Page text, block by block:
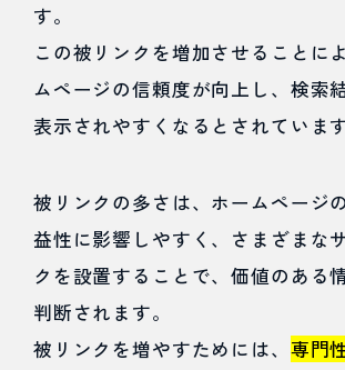
す。
この被リンクを増加させることに
ムページの信頼度が向上し、検索
表示されやすくなるとされています
被リンクの多さは、ホームページ
益性に影響しやすく、さまざまな
クを設置することで、価値のある
判断されます。
被リンクを増やすためには、 専門